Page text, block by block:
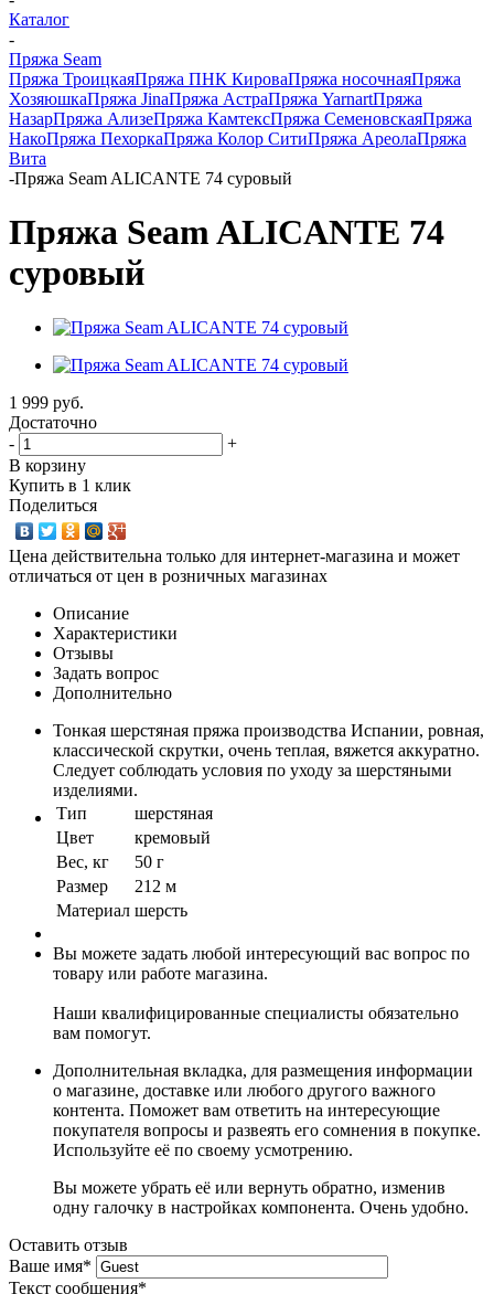
Каталог
-
Пряжа Seam
Пряжа ТроицкаяПряжа ПНК КироваПряжа носочнаяПряжа
ХозяюшкаПряжа JinaПряжа АстраПряжа YarnartПряжа
НазарПряжа АлизеПряжа КамтексПряжа СеменовскаяПряжа
НакоПряжа ПехоркаПряжа Колор СитиПряжа АреолаПряжа
Вита
-Пряжа Seam ALICANTE 74 суровый
Пряжа Seam ALICANTE 74
суровый
1 999 руб.
Достаточно
-
+
В корзину
Купить в 1 клик
Поделиться
Цена действительна только для интернет-магазина и может
отличаться от цен в розничных магазинах
Описание
Характеристики
Отзывы
Задать вопрос
Дополнительно
Тонкая шерстяная пряжа производства Испании, ровная,
классической скрутки, очень теплая, вяжется аккуратно.
Следует соблюдать условия по уходу за шерстяными
изделиями.
Тип
шерстяная
Цвет
кремовый
Вес, кг
50 г
Размер
212 м
Материал шерсть
Вы можете задать любой интересующий вас вопрос по
товару или работе магазина.
Наши квалифицированные специалисты обязательно
вам помогут.
Дополнительная вкладка, для размещения информации
о магазине, доставке или любого другого важного
контента. Поможет вам ответить на интересующие
покупателя вопросы и развеять его сомнения в покупке.
Используйте её по своему усмотрению.
Вы можете убрать её или вернуть обратно, изменив
одну галочку в настройках компонента. Очень удобно.
Оставить отзыв
Ваше имя*
Текст сообщения*